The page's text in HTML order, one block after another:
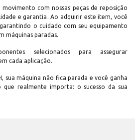
com nossas peças de reposição
e garantia. Ao adquirir este item, você
o cuidado com seu equipamento
máquinas paradas.
selecionados para assegurar
cada aplicação.
sua máquina não fica parada e você ganha
realmente importa: o sucesso da sua